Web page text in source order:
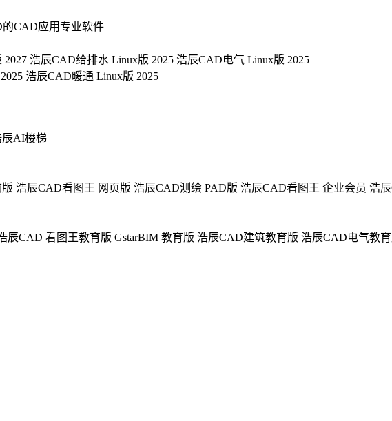
CAD应用专业软件
2027 浩辰CAD给排水 Linux版 2025 浩辰CAD电气 Linux版 2025
浩辰CAD暖通 Linux版 2025
辰AI楼梯
浩辰CAD看图王 网页版 浩辰CAD测绘 PAD版 浩辰CAD看图王 企业会员 浩
辰CAD 看图王教育版 GstarBIM 教育版 浩辰CAD建筑教育版 浩辰CAD电气教